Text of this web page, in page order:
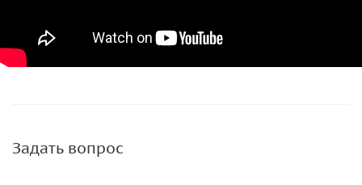
Задать вопрос